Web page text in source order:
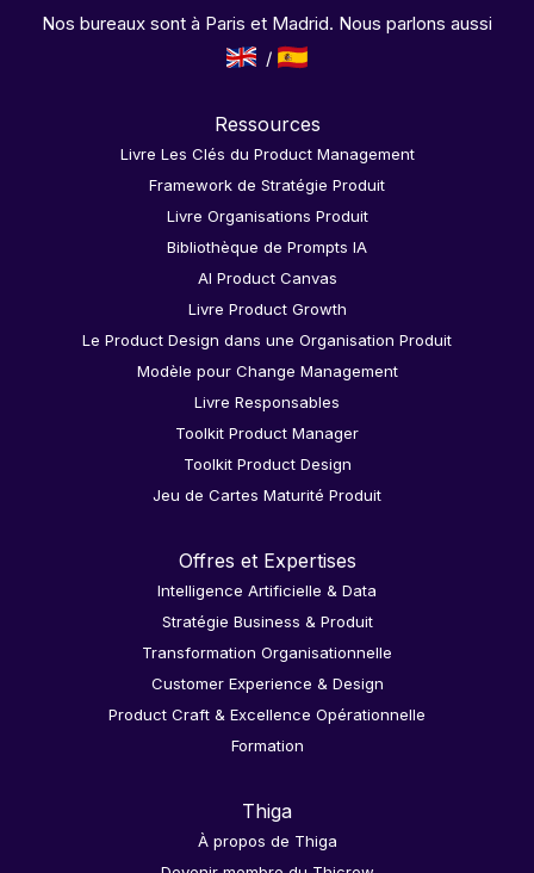
Nos bureaux sont à Paris et Madrid. Nous parlons aussi
Ressources
Livre Les Clés du Product Management
Framework de Stratégie Produit
Livre Organisations Produit
Bibliothèque de Prompts IA
AI Product Canvas
Livre Product Growth
Le Product Design dans une Organisation Produit
Modèle pour Change Management
Livre Responsables
Toolkit Product Manager
Toolkit Product Design
Jeu de Cartes Maturité Produit
Offres et Expertises
Intelligence Artificielle & Data
Stratégie Business & Produit
Transformation Organisationnelle
Customer Experience & Design
Product Craft & Excellence Opérationnelle
Formation
Thiga
À propos de Thiga